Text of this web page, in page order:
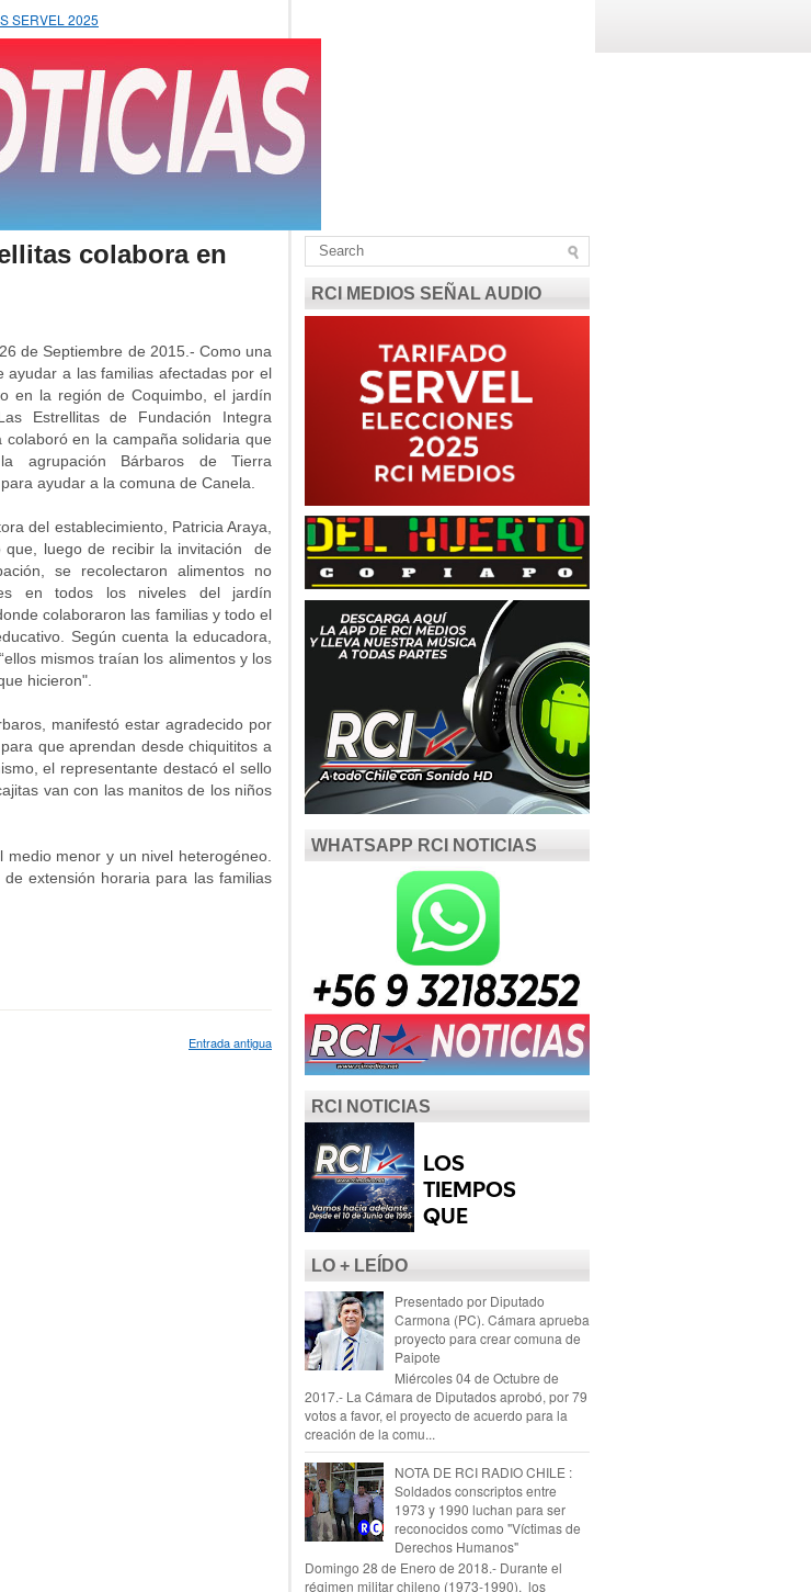
SERVEL 2025
colabora en
de Septiembre de 2015.- Como una
ayudar a las familias afectadas por el
en la región de Coquimbo, el jardín
Estrellitas de Fundación Integra
colaboró en la campaña solidaria que
agrupación Bárbaros de Tierra
ayudar a la comuna de Canela.
del establecimiento, Patricia Araya,
que, luego de recibir la invitación de
se recolectaron alimentos no
en todos los niveles del jardín
colaboraron las familias y todo el
Según cuenta la educadora,
mismos traían los alimentos y los
hicieron".
manifestó estar agradecido por
que aprendan desde chiquititos a
el representante destacó el sello
van con las manitos de los niños
menor y un nivel heterogéneo.
extensión horaria para las familias
Entrada antigua
RCI MEDIOS SEÑAL AUDIO
WHATSAPP RCI NOTICIAS
RCI NOTICIAS
LO + LEÍDO
Presentado por Diputado
Carmona (PC). Cámara aprueba
proyecto para crear comuna de
Paipote
Miércoles 04 de Octubre de
2017.- La Cámara de Diputados aprobó, por 79
votos a favor, el proyecto de acuerdo para la
creación de la comu...
NOTA DE RCI RADIO CHILE :
Soldados conscriptos entre
1973 y 1990 luchan para ser
reconocidos como "Víctimas de
Derechos Humanos"
Domingo 28 de Enero de 2018.- Durante el
régimen militar chileno (1973-1990), los